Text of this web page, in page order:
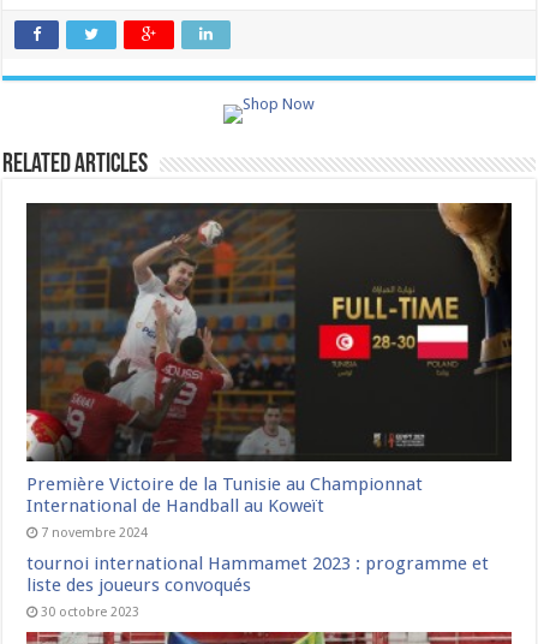
Related Articles
Première Victoire de la Tunisie au Championnat
International de Handball au Koweït
7 novembre 2024
tournoi international Hammamet 2023 : programme et
liste des joueurs convoqués
30 octobre 2023